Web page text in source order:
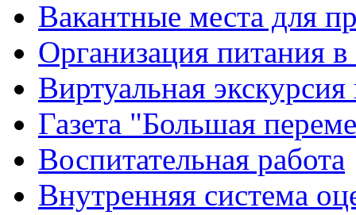
Вакантные места для
Организация питания в
Виртуальная
Газета "Большая
Воспитательная работа
Внутренняя система